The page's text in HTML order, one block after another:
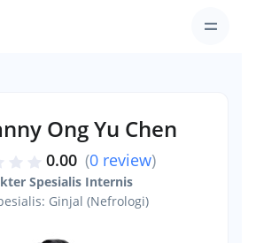
Ong Yu Chen
0.00 (0 review)
Spesialis Internis
Ginjal (Nefrologi)